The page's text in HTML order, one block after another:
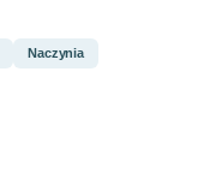
Naczynia